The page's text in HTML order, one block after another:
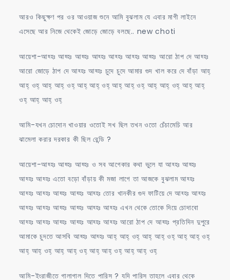
আরও কিছুক্ষণ পর ওর আওয়াজ শুনে আমি বুঝলাম যে এবার মাগী লাইনে
এসেছে আর নিজে থেকেই জোড়ে জোড়ে বলছে.. new choti
আয়েশা-আহ্হঃ আহ্হঃ আহ্হঃ আহ্হঃ আহ্হঃ আহ্হঃ আহ্হঃ আরো ঠাপ দে আহ্হঃ
আরো জোড়ে ঠাপ দে আহ্হঃ আহ্হঃ চুদে চুদে আমার গুদ খাল করে দে বাঁড়া আহ্
আহ্ ওহ্ আহ্ আহ্ ওহ্ আহ্ আহ্ ওহ্ আহ্ আহ্ ওহ্ আহ্ আহ্ ওহ্ আহ্ আহ্
ওহ্ আহ্ আহ্ ওহ্
আমি-যখন চোদোন খাওয়ার ওতোই সখ ছিল তখন ওতো চেঁচামেচি আর
ঝামেলা করার দরকার কী ছিল রেন্ডি ?
আয়েশা-আহ্হঃ আহ্হঃ আহ্হঃ ও সব আগেকার কথা ভুলে যা আহ্হঃ আহ্হঃ
আহ্হঃ আহ্হঃ এতো বড়ো বাঁড়ায় কী মজা লাগে তা আজকে বুঝলাম আহ্হঃ
আহ্হঃ আহ্হঃ আহ্হঃ আহ্হঃ আহ্হঃ তোর খানকীর গুদ ফাটিয়ে দে আহ্হঃ আহ্হঃ
আহ্হঃ আহ্হঃ আহ্হঃ আহ্হঃ আহ্হঃ আহ্হঃ এখন থেকে তোকে দিয়ে চোদাবো
আহ্হঃ আহ্হঃ আহ্হঃ আহ্হঃ আহ্হঃ আহ্হঃ আরো ঠাপ দে আহ্হঃ প্রতিদিন দুপুরে
আমাকে চুদতে আসবি আহ্হঃ আহ্হঃ আহ্ আহ্ ওহ্ আহ্ আহ্ ওহ্ আহ্ আহ্ ওহ্
আহ্ আহ্ ওহ্ আহ্ আহ্ ওহ্ আহ্ আহ্ ওহ্ আহ্ আহ্ ওহ্
আমি-ইংরাজীতে গালাগাল দিতে পারিস ? যদি পারিস তাহলে এবার থেকে